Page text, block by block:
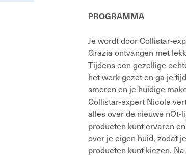
PROGRAMMA
Je wordt door Collistar-
Grazia ontvangen met
Tijdens een gezellige
het werk gezet en ga je
smeren en je huidige
Collistar-expert Nicole
alles over de nieuwe nOt-
producten kunt ervaren
over je eigen huid, zodat
producten kunt kiezen.